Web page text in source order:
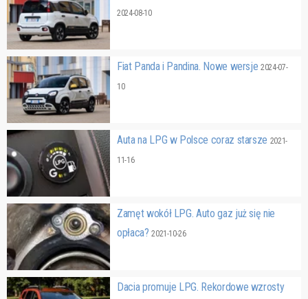
2024-08-10
Fiat Panda i Pandina. Nowe wersje2024-07-
10
Auta na LPG w Polsce coraz starsze 2021-
11-16
Zamęt wokół LPG. Auto gaz już się nie
opłaca?2021-10-26
Dacia promuje LPG. Rekordowe wzrosty